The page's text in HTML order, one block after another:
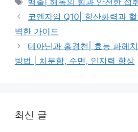
고
리
그
코엔자임 Q10| 항산화력과
벽한 가이드
테아닌과 홍경천| 효능 파헤
방법 | 차분함, 수면, 인지력 향상
최신 글